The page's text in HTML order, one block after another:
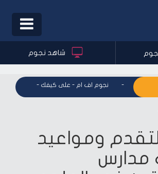
Toggle
شاهد نجوم
كيفك - نجوم اف ام - على كيفك نجوم اف
ومواعيد
مدارس